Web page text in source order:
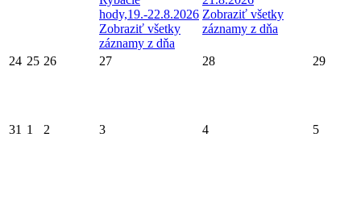
hody,19.-22.8.2026
Zobraziť všetky
záznamy z dňa
Zobraziť všetky
záznamy z dňa
24 25 26 27 28 29
31 1 2 3 4 5